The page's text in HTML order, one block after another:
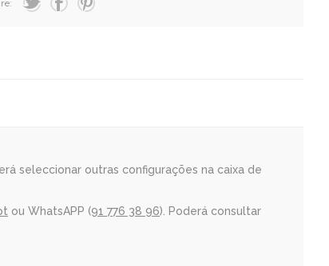
seleccionar outras configurações na caixa de
ou WhatsAPP (91 776 38 96). Poderá consultar